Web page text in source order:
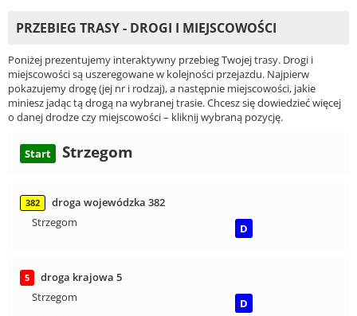
PRZEBIEG TRASY - DROGI I MIEJSCOWOŚCI
Poniżej prezentujemy interaktywny przebieg Twojej trasy. Drogi i
miejscowości są uszeregowane w kolejności przejazdu. Najpierw
pokazujemy drogę (jej nr i rodzaj), a następnie miejscowości, jakie
miniesz jadąc tą drogą na wybranej trasie. Chcesz się dowiedzieć więcej
o danej drodze czy miejscowości – kliknij wybraną pozycję.
Start Strzegom
382
droga wojewódzka 382
Strzegom
D
5
droga krajowa 5
Strzegom
D